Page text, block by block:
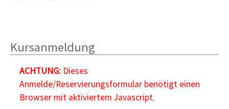
Kursanmeldung
ACHTUNG:Dieses
Anmelde/Reservierungsformular benötigt einen
Browser mit aktiviertem Javascript.